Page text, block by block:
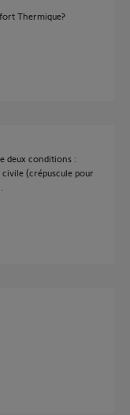
Thermique?
deux conditions :
(crépuscule pour